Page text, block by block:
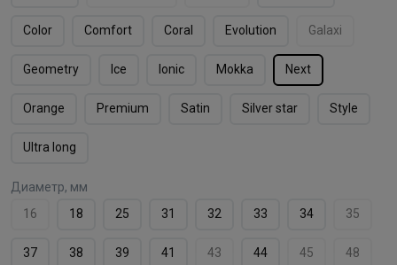
Color Comfort Coral Evolution Galaxi
Geometry Ice Ionic Mokka Next
Orange Premium Satin Silver star Style
Ultra long
Диаметр, мм
16
18 25 31 32 33 34 35
37 38 39 41 43 44 45 48